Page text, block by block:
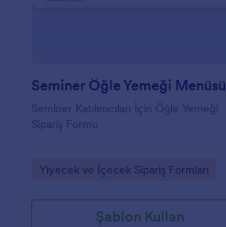
Seminer Öğle Yemeği Menüsü
Seminer Katılımcıları İçin Öğle Yemeği
Sipariş Formu
Go to Category:
Yiyecek ve İçecek Sipariş Formları
Şablon Kullan